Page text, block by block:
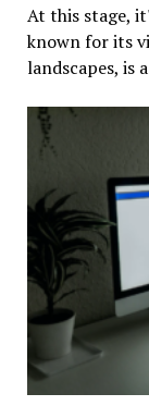
At this stage,
known for its
landscapes, is